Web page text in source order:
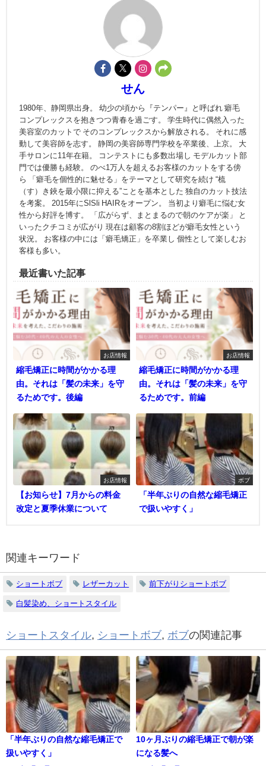
せん
1980年、静岡県出身。 幼少の頃から『テンパー』と呼ばれ 癖毛
コンプレックスを抱きつつ青春を過ごす。 学生時代に偶然入った
美容室のカットで そのコンプレックスから解放される。 それに感
動して美容師を志す。 静岡の美容師専門学校を卒業後、上京。 大
手サロンに11年在籍。 コンテストにも多数出場し モデルカット部
門では優勝も経験。 のべ1万人を超えるお客様のカットをする傍
ら 「癖毛を個性的に魅せる」をテーマとして研究を続け “梳
（す）き鋏を最小限に抑える”ことを基本とした 独自のカット技法
を考案。 2015年にSlSli HAIRをオープン。 当初より癖毛に悩む女
性から好評を博す。 「広がらず、まとまるので朝のケアが楽」 と
いったクチコミが広がり 現在は顧客の8割ほどが癖毛女性という
状況。 お客様の中には「癖毛矯正」を卒業し 個性として楽しむお
客様も多い。
最近書いた記事
お店情報
縮毛矯正に時間がかかる理
由。それは「髪の未来」を守
るためです。後編
お店情報
縮毛矯正に時間がかかる理
由。それは「髪の未来」を守
るためです。前編
お店情報
【お知らせ】7月からの料金
改定と夏季休業について
ボブ
「半年ぶりの自然な縮毛矯正
で扱いやすく」
関連キーワード
ショートボブ レザーカット 前下がりショートボブ
白髪染め、ショートスタイル
ショートスタイル, ショートボブ, ボブの関連記事
「半年ぶりの自然な縮毛矯正で
扱いやすく」
10ヶ月ぶりの縮毛矯正で朝が楽
になる髪へ